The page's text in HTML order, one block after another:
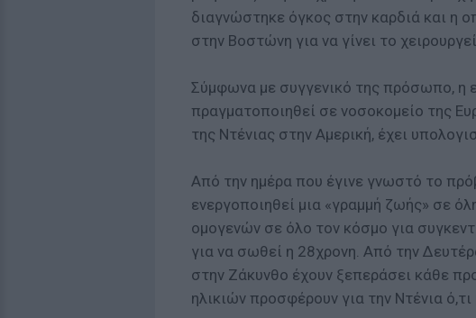
διαγνώστηκε όγκος στην καρδιά και η
στην Βοστώνη για να γίνει το
Σύμφωνα με συγγενικό της πρόσωπο, η
πραγματοποιηθεί σε νοσοκομείο της
της Ντένιας στην Αμερική, έχει
Από την ημέρα που έγινε γνωστό το
ενεργοποιηθεί μια «γραμμή ζωής» σε
ομογενών σε όλο τον κόσμο για
για να σωθεί η 28χρονη. Από την
στην Ζάκυνθο έχουν ξεπεράσει κάθε
ηλικιών προσφέρουν για την Ντένια